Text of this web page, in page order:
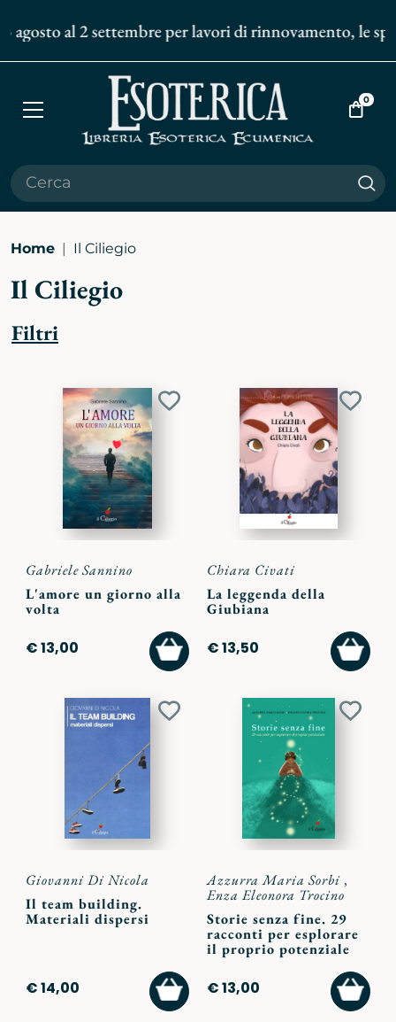
agosto al 2 settembre per lavori di rinnovamento, le
Apri
Vai
0
Home Il Ciliegio
Il Ciliegio
Filtri
Aggiungi
Gabriele Sannino
L'amore un giorno alla
volta
€ 13,00
AGGIUNGI
AL
CARRELLO
Chiara Civati
La leggenda della
Giubiana
€ 13,50
AL
Aggiungi
Giovanni Di Nicola
Il team building.
Materiali dispersi
€ 14,00
AGGIUNGI
AL
CARRELLO
Azzurra Maria Sorbi ,
Enza Eleonora Trocino
Storie senza fine. 29
racconti per esplorare
il proprio potenziale
€ 13,00
AL